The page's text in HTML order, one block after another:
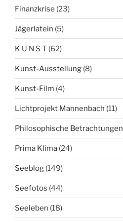
Finanzkrise (23)
Jägerlatein (5)
K U N S T (62)
Kunst-Ausstellung (8)
Kunst-Film (4)
Lichtprojekt Mannenbach (11)
Philosophische Betrachtungen
Prima Klima (24)
Seeblog (149)
Seefotos (44)
Seeleben (18)